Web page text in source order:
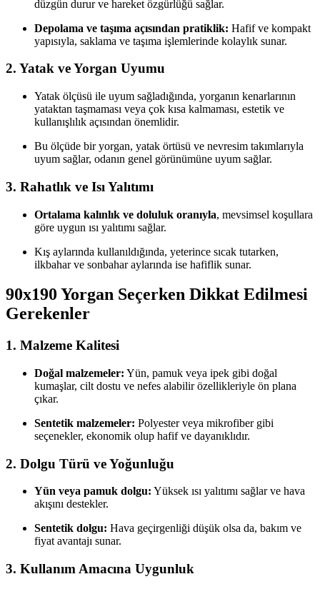
düzgün durur ve hareket özgürlüğü sağlar.
Depolama ve taşıma açısından pratiklik: Hafif ve kompakt
yapısıyla, saklama ve taşıma işlemlerinde kolaylık sunar.
2. Yatak ve Yorgan Uyumu
Yatak ölçüsü ile uyum sağladığında, yorganın kenarlarının
yataktan taşmaması veya çok kısa kalmaması, estetik ve
kullanışlılık açısından önemlidir.
Bu ölçüde bir yorgan, yatak örtüsü ve nevresim takımlarıyla
uyum sağlar, odanın genel görünümüne uyum sağlar.
3. Rahatlık ve Isı Yalıtımı
Ortalama kalınlık ve doluluk oranıyla, mevsimsel koşullara
göre uygun ısı yalıtımı sağlar.
Kış aylarında kullanıldığında, yeterince sıcak tutarken,
ilkbahar ve sonbahar aylarında ise hafiflik sunar.
90x190 Yorgan Seçerken Dikkat Edilmesi
Gerekenler
1. Malzeme Kalitesi
Doğal malzemeler: Yün, pamuk veya ipek gibi doğal
kumaşlar, cilt dostu ve nefes alabilir özellikleriyle ön plana
çıkar.
Sentetik malzemeler: Polyester veya mikrofiber gibi
seçenekler, ekonomik olup hafif ve dayanıklıdır.
2. Dolgu Türü ve Yoğunluğu
Yün veya pamuk dolgu: Yüksek ısı yalıtımı sağlar ve hava
akışını destekler.
Sentetik dolgu: Hava geçirgenliği düşük olsa da, bakım ve
fiyat avantajı sunar.
3. Kullanım Amacına Uygunluk